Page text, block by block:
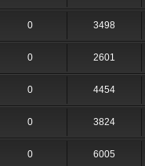
0 3498
0 2601
0 4454
0 3824
0 6005